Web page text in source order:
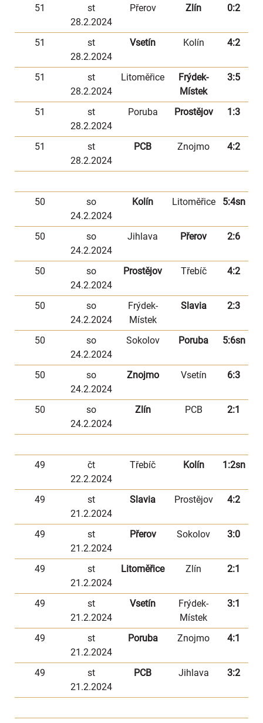
51
st
28.2.2024
Přerov Zlín 0:2
51
st
28.2.2024
Vsetín Kolín 4:2
51
st
28.2.2024
Litoměřice
Frýdek-
Místek
3:5
51
st
28.2.2024
Poruba Prostějov 1:3
51
st
28.2.2024
PCB Znojmo 4:2
50
so
24.2.2024
Kolín Litoměřice 5:4sn
50
so
24.2.2024
Jihlava Přerov 2:6
50
so
24.2.2024
Prostějov Třebíč 4:2
50
so
24.2.2024
Frýdek-
Místek
Slavia 2:3
50
so
24.2.2024
Sokolov Poruba 5:6sn
50
so
24.2.2024
Znojmo Vsetín 6:3
50
so
24.2.2024
Zlín PCB 2:1
49
čt
22.2.2024
Třebíč Kolín 1:2sn
49
st
21.2.2024
Slavia Prostějov 4:2
49
st
21.2.2024
Přerov Sokolov 3:0
49
st
21.2.2024
Litoměřice Zlín 2:1
49
st
21.2.2024
Vsetín
Frýdek-
Místek
3:1
49
st
21.2.2024
Poruba Znojmo 4:1
49
st
21.2.2024
PCB Jihlava 3:2